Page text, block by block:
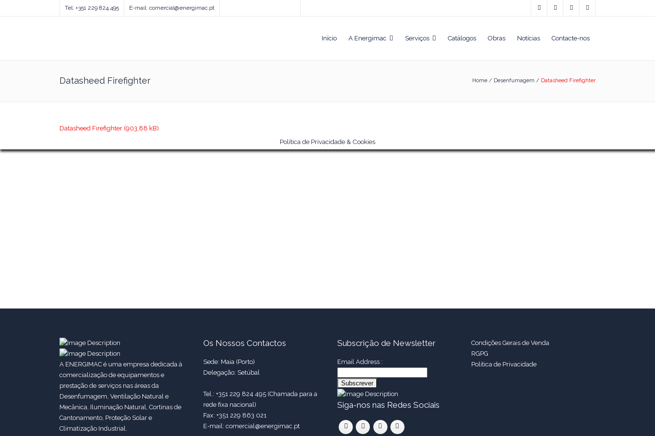
Tel: +351 229 824 495 E-mail: comercial@energimac.pt
Início A Energimac Serviços Catálogos Obras Notícias Contacte-nos
Datasheed Firefighter Home / Desenfumagem / Datasheed Firefighter
Datasheed Firefighter
A ENERGIMAC é uma empresa dedicada à
comercialização de equipamentos e
prestação de serviços nas áreas da
Desenfumagem, Ventilação Natural e
Mecânica, Iluminação Natural, Cortinas de
Cantonamento, Proteção Solar e
Climatização Industrial.
Os Nossos Contactos
Sede: Maia (Porto)
Delegação: Setúbal
Tel.: +351 229 824 495 (Chamada para a
rede fixa nacional)
Fax: +351 229 863 021
E-mail: comercial@energimac.pt
Subscrição de Newsletter
Email Address :
Siga-nos nas Redes Sociais
Condições Gerais de Venda
RGPG
Política de Privacidade
Política de Privacidade & Cookies